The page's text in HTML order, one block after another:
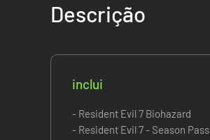
Descrição
inclui
- Resident Evil 7 Biohazard
- Resident Evil 7 - Season Pass